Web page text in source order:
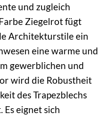
und zugleich
Ziegelrot fügt
Architekturstile ein
eine warme und
gewerblichen und
wird die Robustheit
des Trapezblechs
Es eignet sich